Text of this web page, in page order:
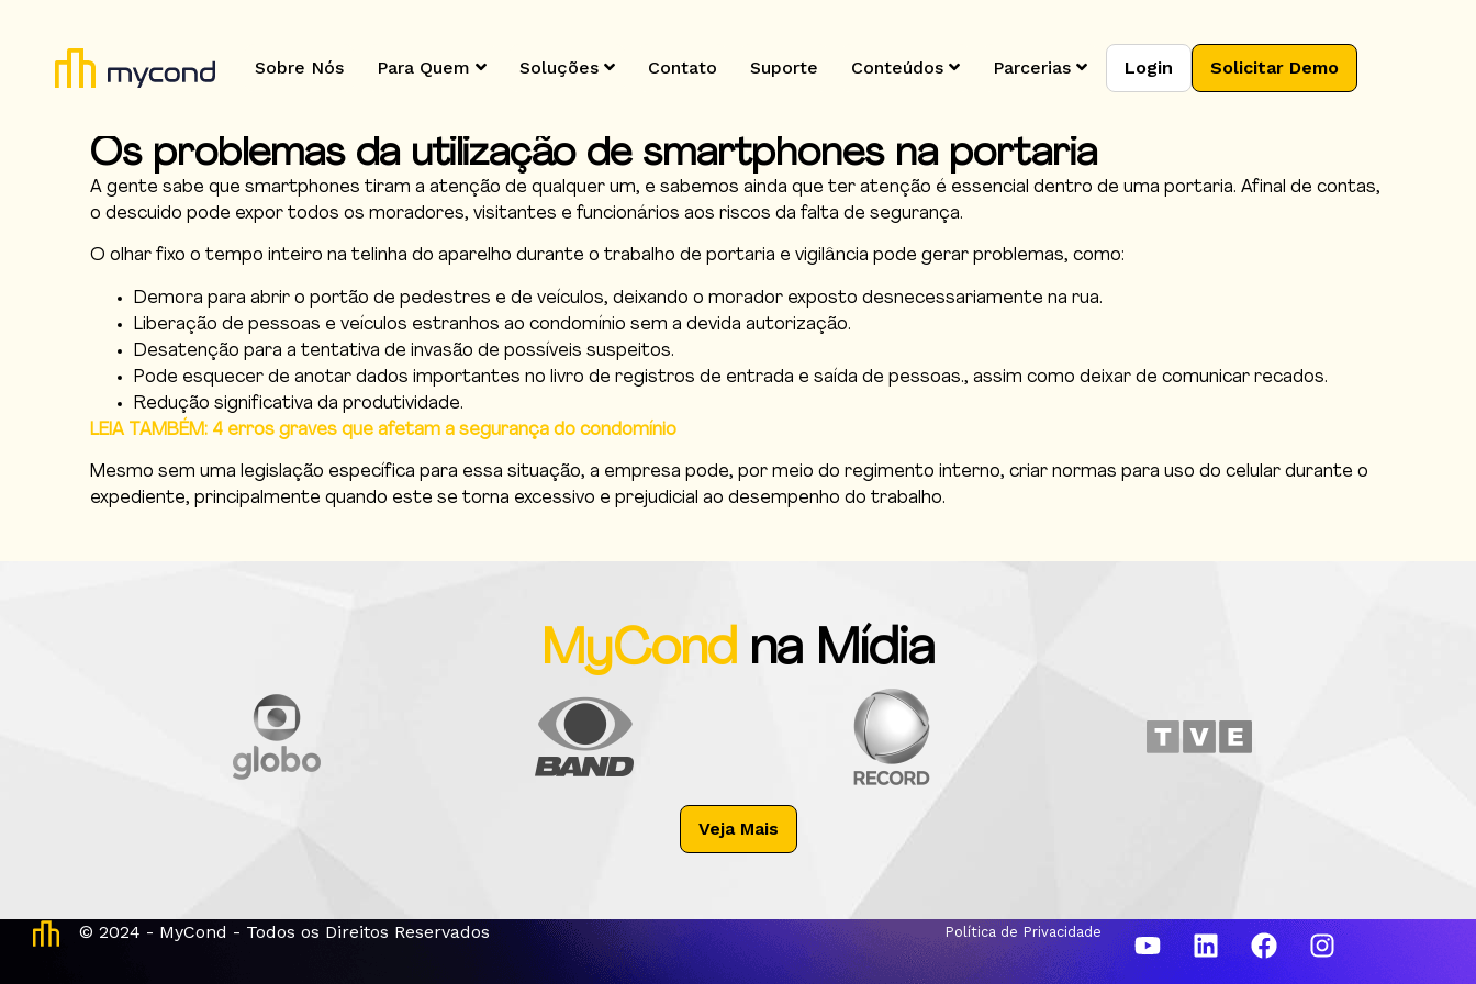
Sobre Nós Para Quem Soluções Contato Suporte Conteúdos Parcerias Login Solicitar Demo
Os problemas da utilização de smartphones na portaria
A gente sabe que smartphones tiram a atenção de qualquer um, e sabemos ainda que ter atenção é essencial dentro de uma portaria. Afinal de contas,
o descuido pode expor todos os moradores, visitantes e funcionários aos riscos da falta de segurança.
O olhar fixo o tempo inteiro na telinha do aparelho durante o trabalho de portaria e vigilância pode gerar problemas, como:
Demora para abrir o portão de pedestres e de veículos, deixando o morador exposto desnecessariamente na rua.
Liberação de pessoas e veículos estranhos ao condomínio sem a devida autorização.
Desatenção para a tentativa de invasão de possíveis suspeitos.
Pode esquecer de anotar dados importantes no livro de registros de entrada e saída de pessoas., assim como deixar de comunicar recados.
Redução significativa da produtividade.
LEIA TAMBÉM: 4 erros graves que afetam a segurança do condomínio
Mesmo sem uma legislação específica para essa situação, a empresa pode, por meio do regimento interno, criar normas para uso do celular durante o
expediente, principalmente quando este se torna excessivo e prejudicial ao desempenho do trabalho.
MyCond na Mídia
Veja Mais
© 2024 - MyCond - Todos os Direitos Reservados Política de Privacidade